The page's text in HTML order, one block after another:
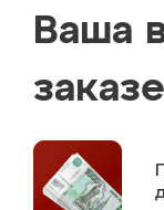
Ваша